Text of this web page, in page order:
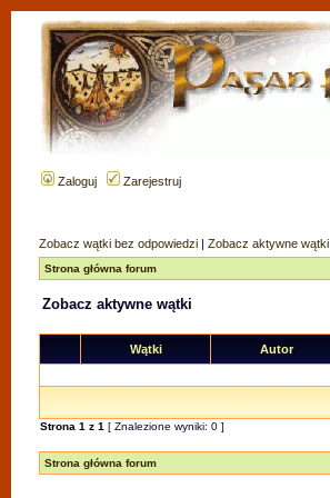
Zaloguj Zarejestruj
Zobacz wątki bez odpowiedzi | Zobacz aktywne wątki
Strona główna forum
Zobacz aktywne wątki
Wątki Autor
Strona 1 z 1 [ Znalezione wyniki: 0 ]
Strona główna forum